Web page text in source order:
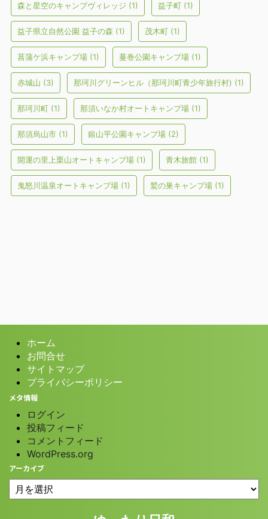
森と星空のキャンプヴィレッジ (1) 益子町 (1)
益子県立自然公園 益子の森 (1) 茂木町 (1)
菖蒲ケ浜キャンプ場 (1) 蔓巻公園キャンプ場 (1)
赤城山 (3) 那珂川グリーンヒル（那珂川町青少年旅行村) (1)
那珂川町 (1) 那須いなか村オートキャンプ場 (1)
那須烏山市 (1) 銀山平公園キャンプ場 (2)
開運の里上栗山オートキャンプ場 (1) 青木旅館 (1)
鬼怒川温泉オートキャンプ場 (1) 鷲の巣キャンプ場 (1)
ホーム
お問合せ
サイトマップ
プライバシーポリシー
メタ情報
ログイン
投稿フィード
コメントフィード
WordPress.org
アーカイブ
© 2026 ゆったり日和